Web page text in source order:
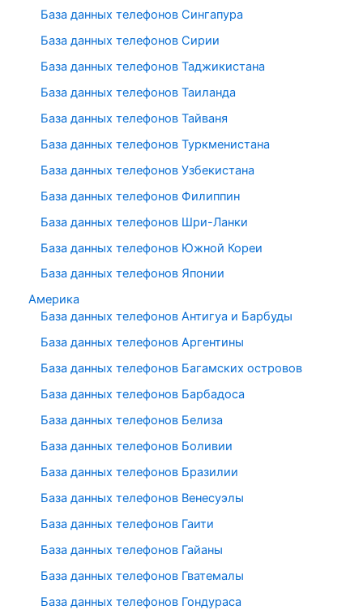
База данных телефонов Сингапура
База данных телефонов Сирии
База данных телефонов Таджикистана
База данных телефонов Таиланда
База данных телефонов Тайваня
База данных телефонов Туркменистана
База данных телефонов Узбекистана
База данных телефонов Филиппин
База данных телефонов Шри-Ланки
База данных телефонов Южной Кореи
База данных телефонов Японии
Америка
База данных телефонов Антигуа и Барбуды
База данных телефонов Аргентины
База данных телефонов Багамских островов
База данных телефонов Барбадоса
База данных телефонов Белиза
База данных телефонов Боливии
База данных телефонов Бразилии
База данных телефонов Венесуэлы
База данных телефонов Гаити
База данных телефонов Гайаны
База данных телефонов Гватемалы
База данных телефонов Гондураса